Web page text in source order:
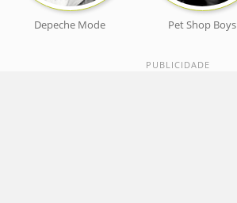
Depeche Mode Pet Shop Boys